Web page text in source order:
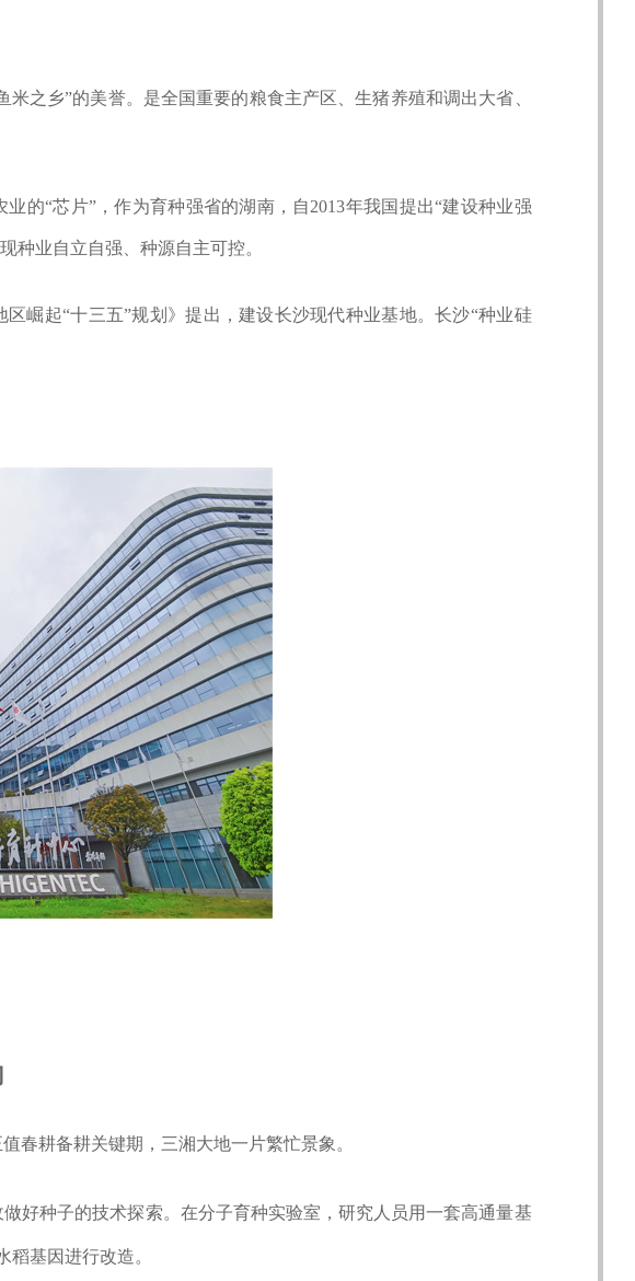
之乡”的美誉。 是全国重要的粮食主产区、生猪养殖和调出大省、
的“芯片”，作为育种强省的湖南，自2013年我国提出“建设种业强
种业自立自强、种源自主可控。
崛起“十三五”规划》提出，建设长沙现代种业基地。长沙“种业硅
春耕备耕关键期，三湘大地一片繁忙景象。
好种子的技术探索。在分子育种实验室，研究人员用一套高通量基
基因进行改造。